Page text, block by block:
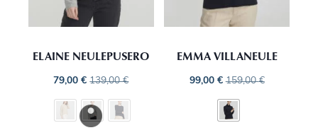
ELAINE NEULEPUSERO
79,00€ 139,00€
EMMA VILLANEULE
99,00 € 159,00€